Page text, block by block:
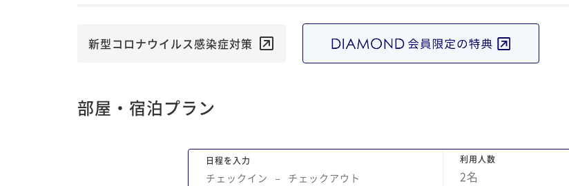
ます。
新型コロナウイルス感染症対策
部屋・宿泊プラン
日程を入力
チェックイン − チェックアウト
利用人数
2名